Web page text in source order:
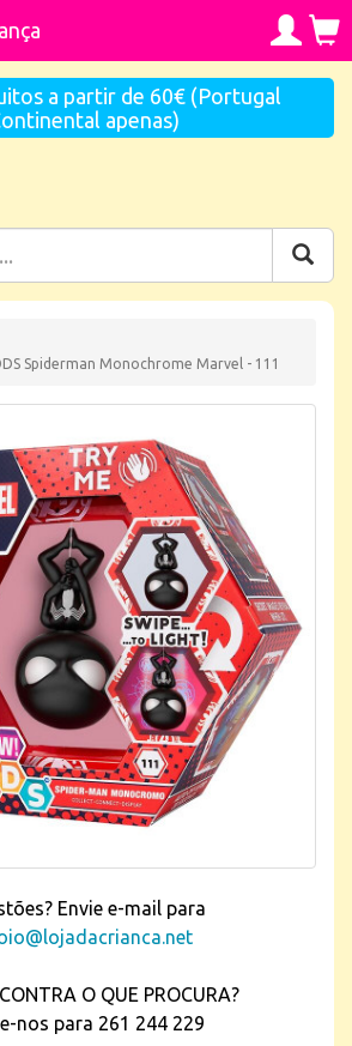
a partir de 60€ (Portugal
apenas)
Spiderman Monochrome Marvel - 111
Envie e-mail para
O QUE PROCURA?
nos para 261 244 229